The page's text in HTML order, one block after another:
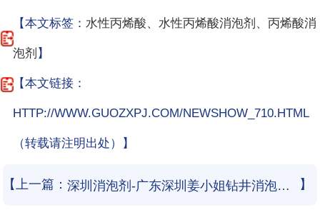
【本文标签： 水性丙烯酸、 水性丙烯酸消泡剂 、 丙烯酸消
泡剂 】
【本文链接：
HTTP://WWW.GUOZXPJ.COM/NEWSHOW_710.HTML
（转载请注明出处）】
【上一篇： 深圳消泡剂-广东深圳姜小姐钻井消泡剂使用和应用案例 】